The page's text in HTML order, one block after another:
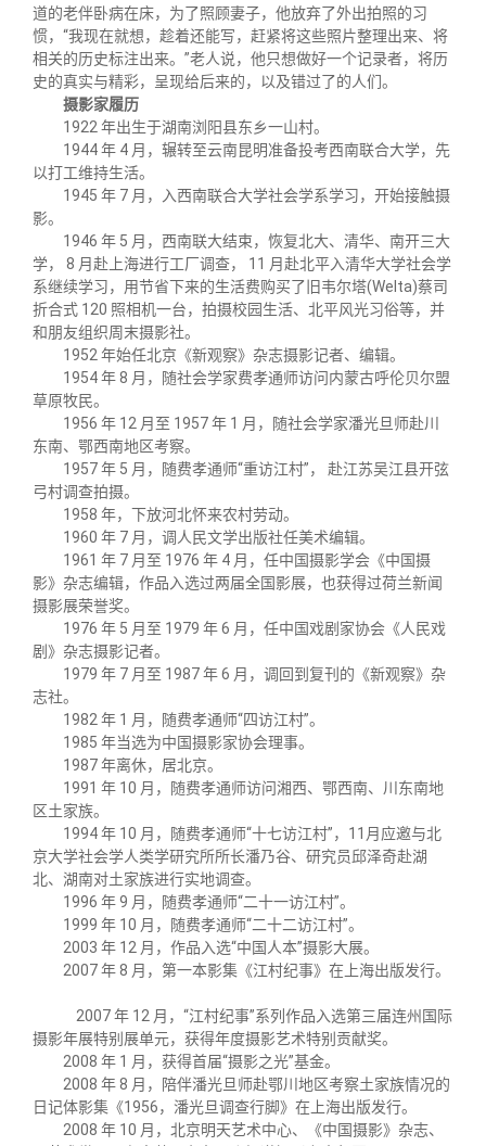
道的老伴卧病在床，为了照顾妻子，他放弃了外出拍照的习
惯，“我现在就想，趁着还能写，赶紧将这些照片整理出来、将
相关的历史标注出来。”老人说，他只想做好一个记录者，将历
史的真实与精彩，呈现给后来的，以及错过了的人们。
摄影家履历
1922 年出生于湖南浏阳县东乡一山村。
1944 年 4 月，辗转至云南昆明准备投考西南联合大学，先
以打工维持生活。
1945 年 7 月，入西南联合大学社会学系学习，开始接触摄
影。
1946 年 5 月，西南联大结束，恢复北大、清华、南开三大
学， 8 月赴上海进行工厂调查， 11 月赴北平入清华大学社会学
系继续学习，用节省下来的生活费购买了旧韦尔塔(Welta)蔡司
折合式 120 照相机一台，拍摄校园生活、北平风光习俗等，并
和朋友组织周末摄影社。
1952 年始任北京《新观察》杂志摄影记者、编辑。
1954 年 8 月，随社会学家费孝通师访问内蒙古呼伦贝尔盟
草原牧民。
1956 年 12 月至 1957 年 1 月，随社会学家潘光旦师赴川
东南、鄂西南地区考察。
1957 年 5 月，随费孝通师“重访江村”， 赴江苏吴江县开弦
弓村调查拍摄。
1958 年，下放河北怀来农村劳动。
1960 年 7 月，调人民文学出版社任美术编辑。
1961 年 7 月至 1976 年 4 月，任中国摄影学会《中国摄
影》杂志编辑，作品入选过两届全国影展，也获得过荷兰新闻
摄影展荣誉奖。
1976 年 5 月至 1979 年 6 月，任中国戏剧家协会《人民戏
剧》杂志摄影记者。
1979 年 7 月至 1987 年 6 月，调回到复刊的《新观察》杂
志社。
1982 年 1 月，随费孝通师“四访江村”。
1985 年当选为中国摄影家协会理事。
1987 年离休，居北京。
1991 年 10 月，随费孝通师访问湘西、鄂西南、川东南地
区土家族。
1994 年 10 月，随费孝通师“十七访江村”，11月应邀与北
京大学社会学人类学研究所所长潘乃谷、研究员邱泽奇赴湖
北、湖南对土家族进行实地调查。
1996 年 9 月，随费孝通师“二十一访江村”。
1999 年 10 月，随费孝通师“二十二访江村”。
2003 年 12 月，作品入选“中国人本”摄影大展。
2007 年 8 月，第一本影集《江村纪事》在上海出版发行。
2007 年 12 月，“江村纪事”系列作品入选第三届连州国际
摄影年展特别展单元，获得年度摄影艺术特别贡献奖。
2008 年 1 月，获得首届“摄影之光”基金。
2008 年 8 月，陪伴潘光旦师赴鄂川地区考察土家族情况的
日记体影集《1956，潘光旦调查行脚》在上海出版发行。
2008 年 10 月，北京明天艺术中心、《中国摄影》杂志、